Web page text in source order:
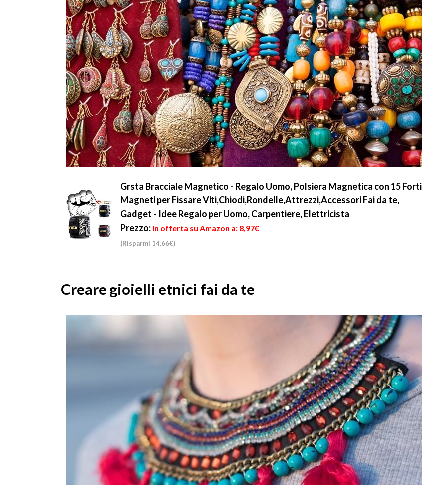
Grsta Bracciale Magnetico - Regalo Uomo, Polsiera Magnetica con 15 Forti
Magneti per Fissare Viti,Chiodi,Rondelle,Attrezzi,Accessori Fai da te,
Gadget - Idee Regalo per Uomo, Carpentiere, Elettricista
Prezzo: in offerta su Amazon a: 8,97€
(Risparmi 14,66€)
Creare gioielli etnici fai da te